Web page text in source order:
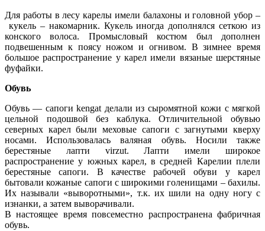
Для работы в лесу карелы имели балахоны и головной убор –
кукель – накомарник. Кукель иногда дополнялся сеткою из
конского волоса. Промысловый костюм был дополнен
подвешенным к поясу ножом и огнивом. В зимнее время
большое распространение у карел имели вязаные шерстяные
фуфайки.
Обувь
Обувь — сапоги kengat делали из сыромятной кожи с мягкой
цельной подошвой без каблука. Отличительной обувью
северных карел были меховые сапоги с загнутыми кверху
носами. Использовалась валяная обувь. Носили также
берестяные лапти virzut. Лапти имели широкое
распространение у южных карел, в средней Карелии плели
берестяные сапоги. В качестве рабочей обуви у карел
бытовали кожаные сапоги с широкими голенищами – бахилы.
Их называли «выворотными», т.к. их шили на одну ногу с
изнанки, а затем выворачивали.
В настоящее время повсеместно распространена фабричная
обувь.